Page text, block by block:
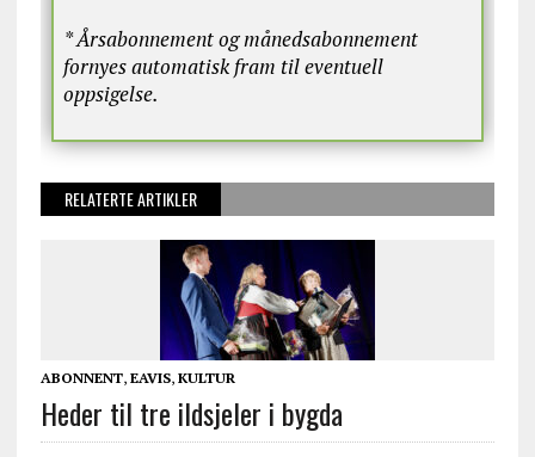
* Årsabonnement og månedsabonnement
fornyes automatisk fram til eventuell
oppsigelse.
RELATERTE ARTIKLER
ABONNENT, EAVIS, KULTUR
Heder til tre ildsjeler i bygda